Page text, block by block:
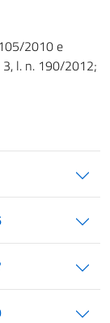
2010 e
l. n. 190/2012;